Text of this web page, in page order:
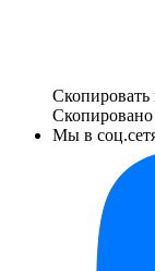
Скопировано
Мы в